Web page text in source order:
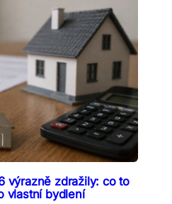
výrazně zdražily: co to
vlastní bydlení